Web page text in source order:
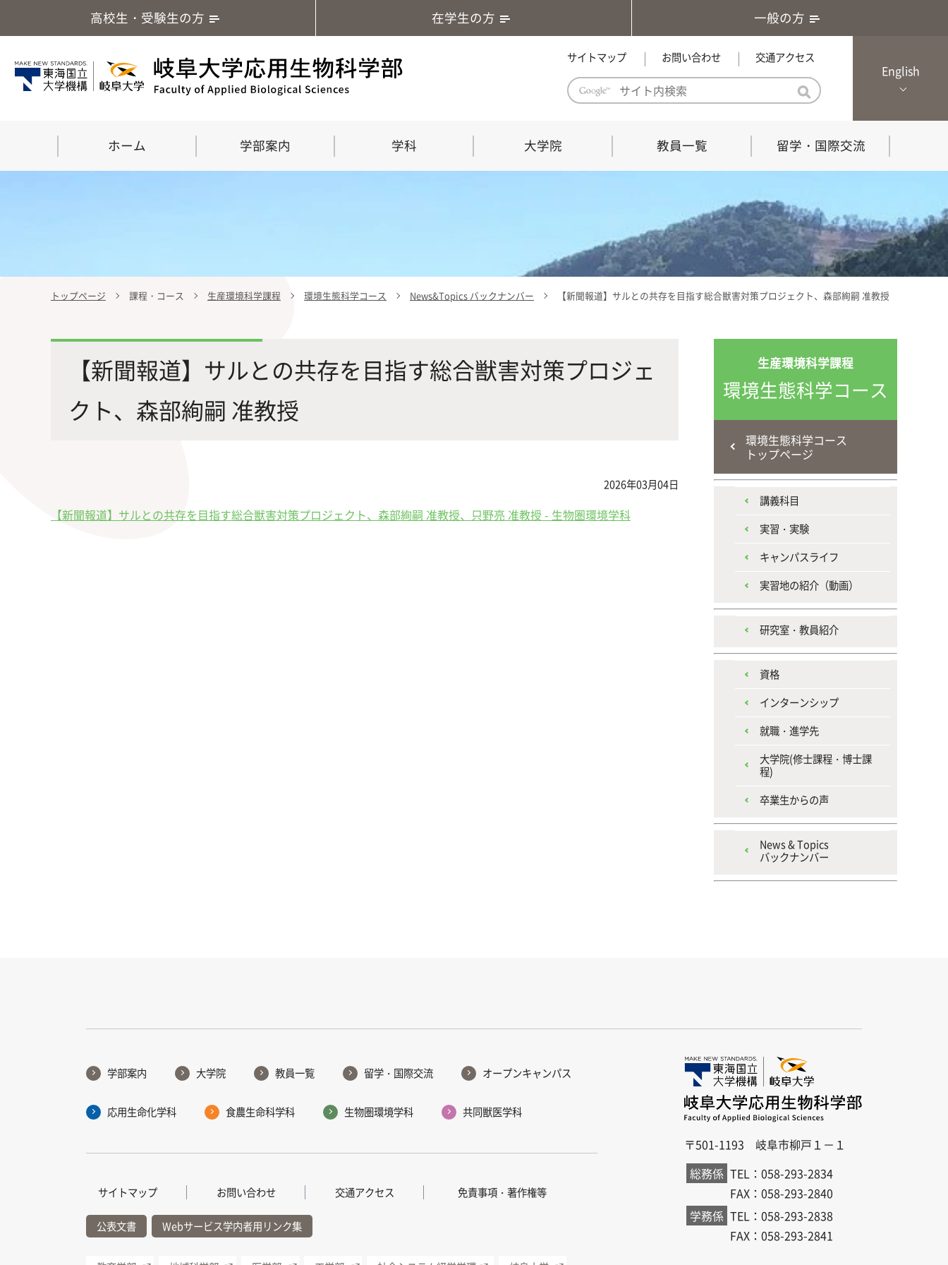
高校生・受験生の方 在学生の方 一般の方
サイトマップ お問い合わせ 交通アクセス
English
ホーム 学部案内
学部案内
学部・大学院の教育ビジョン、
沿革及び入試情報について
教育における３つの方針
「専門的能力の要素」「達成すべき
水準」「評価方法」
学科の教育における３つの方針と専
門的能力
附属施設・教育研究関連施設
学科
応用生命化学科
最先端の化学とバイオテクノロジー
を創造
食農生命科学科 生物圏環境学科
ーズに対応
共同獣医学科
人と動物との共生を目指し、動物の
健康だけでなく、あらゆる命の専門
旧課程・コースはこちら 応用生命科学課程
大学院
大学院
修士課程・博士課程
共同獣医学研究科（博士課程）
教員一覧 留学・国際交流
留学・国際交流
応用生物科学部海外留学プログラム
応用生物科学部グローカル推進室担
当教員
トップページ 課程・コース 生産環境科学課程 環境生態科学コース News&Topics バックナンバー 【新聞報道】サルとの共存を目指す総合獣害対策プロジェクト、森部絢嗣 准教授
【新聞報道】サルとの共存を目指す総合獣害対策プロジェ
クト、森部絢嗣 准教授
2026年03月04日
【新聞報道】サルとの共存を目指す総合獣害対策プロジェクト、森部絢嗣 准教授、只野亮 准教授 - 生物圏環境学科
生産環境科学課程
環境生態科学コース
環境生態科学コース
トップページ
講義科目
実習・実験
キャンパスライフ
実習地の紹介（動画）
研究室・教員紹介
資格
インターンシップ
就職・進学先
大学院(修士課程・博士課
程)
卒業生からの声
News & Topics
バックナンバー
学部案内 大学院 教員一覧 留学・国際交流 オープンキャンパス
応用生命化学科 食農生命科学科 生物圏環境学科 共同獣医学科
サイトマップ お問い合わせ 交通アクセス 免責事項・著作権等
公表文書 Webサービス学内者用リンク集
〒501-1193 岐阜市柳戸１－１
総務係 TEL：058-293-2834
FAX：058-293-2840
学務係 TEL：058-293-2838
FAX：058-293-2841